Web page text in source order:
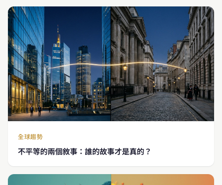
全球趨勢
不平等的兩個敘事：誰的故事才是真的？